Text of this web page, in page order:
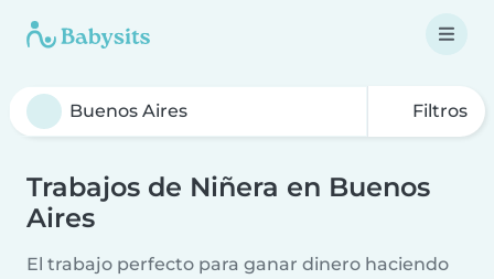
Filtros
Trabajos de Niñera en Buenos
Aires
El trabajo perfecto para ganar dinero haciendo